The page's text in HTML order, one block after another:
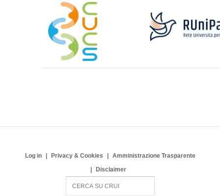
Log in Privacy & Cookies
Amministrazione Trasparente
Disclaimer